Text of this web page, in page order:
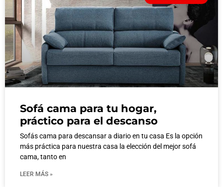
Sofá cama para tu hogar,
práctico para el descanso
Sofás cama para descansar a diario en tu casa Es la opción
más práctica para nuestra casa la elección del mejor sofá
cama, tanto en
LEER MÁS »